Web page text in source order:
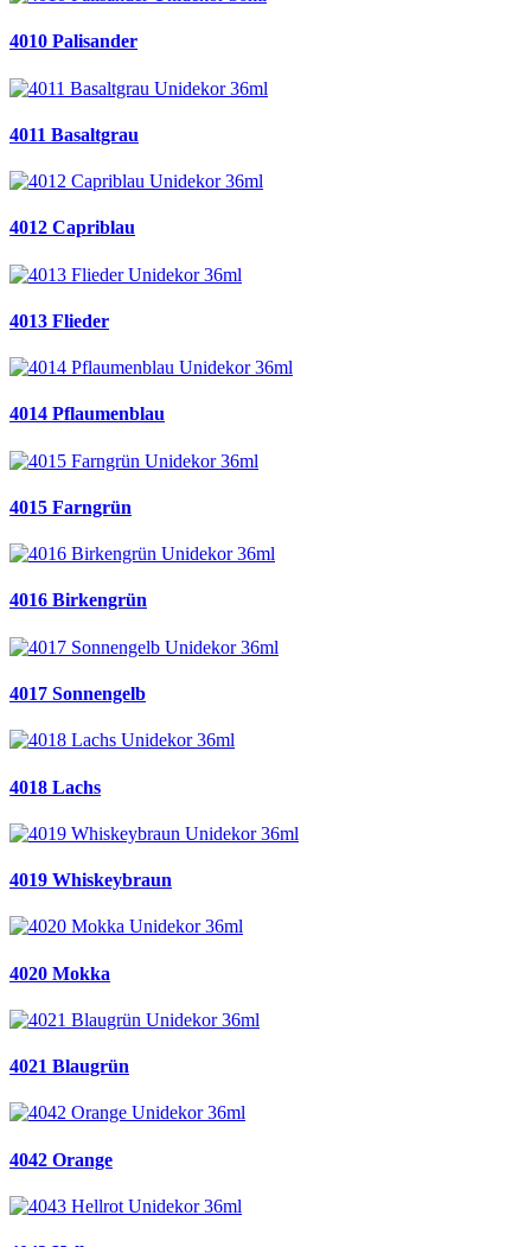
4010 Palisander
4011 Basaltgrau
4012 Capriblau
4013 Flieder
4014 Pflaumenblau
4015 Farngrün
4016 Birkengrün
4017 Sonnengelb
4018 Lachs
4019 Whiskeybraun
4020 Mokka
4021 Blaugrün
4042 Orange